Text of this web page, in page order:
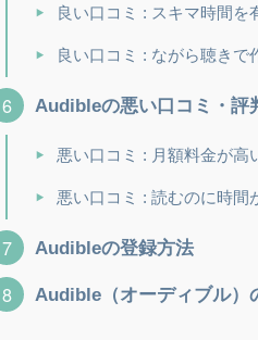
良い口コミ : スキマ時間を
良い口コミ : ながら聴きで
Audibleの悪い口コミ・評
悪い口コミ : 月額料金が高
悪い口コミ : 読むのに時間
Audibleの登録方法
Audible（オーディブル）